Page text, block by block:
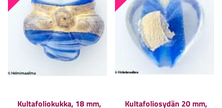
Kultafoliokukka, 18 mm, Kultafoliosydän 20 mm,